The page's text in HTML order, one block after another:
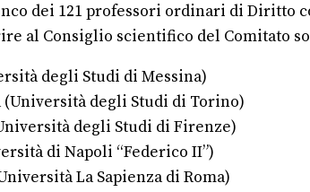
dei 121 professori ordinari di
al Consiglio scientifico del Comitato
degli Studi di Messina)
degli Studi di Torino)
degli Studi di Firenze)
di Napoli “Federico II”)
La Sapienza di Roma)